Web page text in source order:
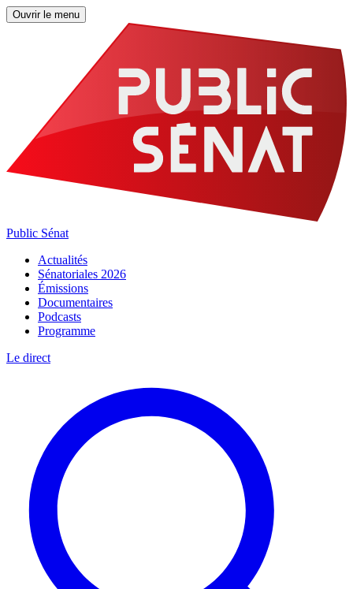
Ouvrir le menu
Public Sénat
Actualités
Sénatoriales 2026
Émissions
Documentaires
Podcasts
Programme
Le direct